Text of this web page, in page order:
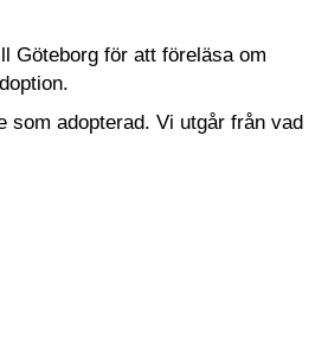
Göteborg för att föreläsa om
som adopterad. Vi utgår från vad